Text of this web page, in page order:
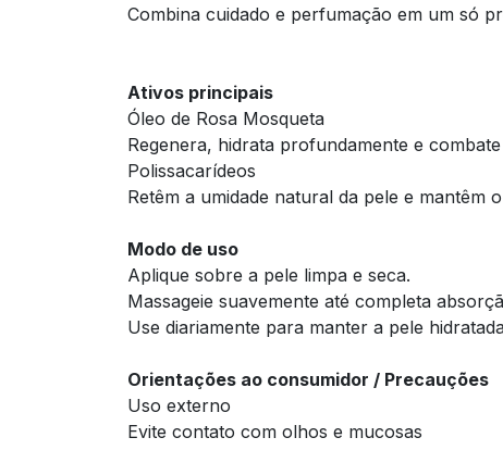
Combina cuidado e perfumação em um só
Ativos principais
Óleo de Rosa Mosqueta
Regenera, hidrata profundamente e
Polissacarídeos
Retêm a umidade natural da pele e mantêm
Modo de uso
Aplique sobre a pele limpa e seca.
Massageie suavemente até completa
Use diariamente para manter a pele
Orientações ao consumidor / Precauções
Uso externo
Evite contato com olhos e mucosas